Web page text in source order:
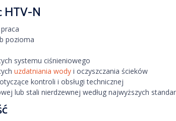
HTV-N
pozioma
systemu ciśnieniowego
uzdatniania wody i oczyszczania ścieków
kontroli i obsługi technicznej
lub stali nierdzewnej według najwyższych